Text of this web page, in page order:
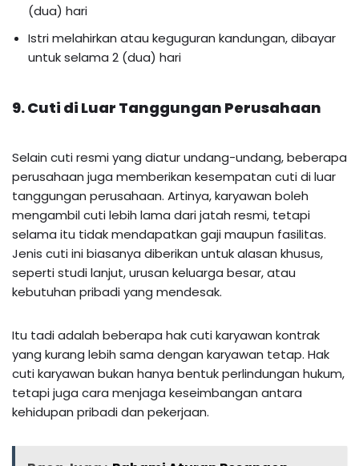
(dua) hari
Istri melahirkan atau keguguran kandungan, dibayar
untuk selama 2 (dua) hari
9. Cuti di Luar Tanggungan Perusahaan
Selain cuti resmi yang diatur undang-undang, beberapa
perusahaan juga memberikan kesempatan cuti di luar
tanggungan perusahaan. Artinya, karyawan boleh
mengambil cuti lebih lama dari jatah resmi, tetapi
selama itu tidak mendapatkan gaji maupun fasilitas.
Jenis cuti ini biasanya diberikan untuk alasan khusus,
seperti studi lanjut, urusan keluarga besar, atau
kebutuhan pribadi yang mendesak.
Itu tadi adalah beberapa hak cuti karyawan kontrak
yang kurang lebih sama dengan karyawan tetap. Hak
cuti karyawan bukan hanya bentuk perlindungan hukum,
tetapi juga cara menjaga keseimbangan antara
kehidupan pribadi dan pekerjaan.